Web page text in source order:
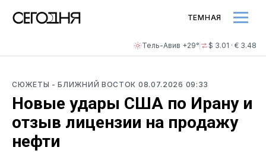
Тель-Авив +29° $ 3.01 · € 3.48
ТЕМНАЯ
СЮЖЕТЫ - БЛИЖНИЙ ВОСТОК 08.07.2026 09:33
Новые удары США по Ирану и
отзыв лицензии на продажу
нефти